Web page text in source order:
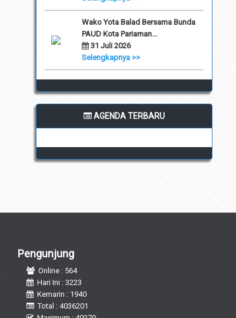
Wako Yota Balad Bersama Bunda
PAUD Kota Pariaman...
31 Juli 2026
Selengkapnya >>
AGENDA TERBARU
Pengunjung
Online : 564
Hari Ini : 3223
Kemarin : 1940
Total : 4036201